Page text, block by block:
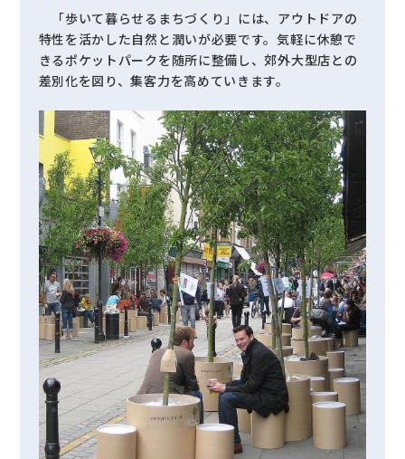
「歩いて暮らせるまちづくり」には、アウトドアの
特性を活かした自然と潤いが必要です。気軽に休憩で
きるポケットパークを随所に整備し、郊外大型店との
差別化を図り、集客力を高めていきます。